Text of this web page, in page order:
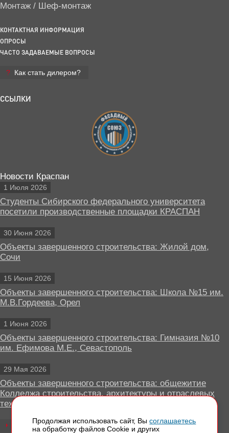
Монтаж / Шеф-монтаж
КОНТАКТНАЯ ИНФОРМАЦИЯ
ОПРОСЫ
ЧАСТО ЗАДАВАЕМЫЕ ВОПРОСЫ
Как стать дилером?
ССЫЛКИ
Новости Краспан
1 Июля 2026
Студенты Сибирского федерального университета
посетили производственные площадки КРАСПАН
30 Июня 2026
Объекты завершенного строительства: Жилой дом,
Сочи
15 Июня 2026
Объекты завершенного строительства: Школа №15 им.
М.В.Гордеева, Орел
1 Июня 2026
Объекты завершенного строительства: Гимназия №10
им. Ефимова М.Е., Севастополь
29 Мая 2026
Объекты завершенного строительства: общежитие
Колледжа строительства, архитектуры и отраслевых
технологий, Липецк
Все новости
Продолжая использовать сайт, Высоглашаетесь
на обработку файлов Сookie и других